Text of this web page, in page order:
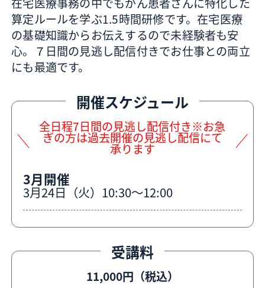
算定ルールを学ぶ1.5時間研修です。在宅医療
の基礎知識からお伝えするので未経験者も安
心。７日間の見逃し配信付きでお仕事との両立
にも最適です。
開催スケジュール
全日程7日間の見逃し配信付き※お急
ぎの方は過去開催の見逃し配信にて
承ります
3月開催
3月24日（火）10:30～12:00
受講料
11,000円（税込）